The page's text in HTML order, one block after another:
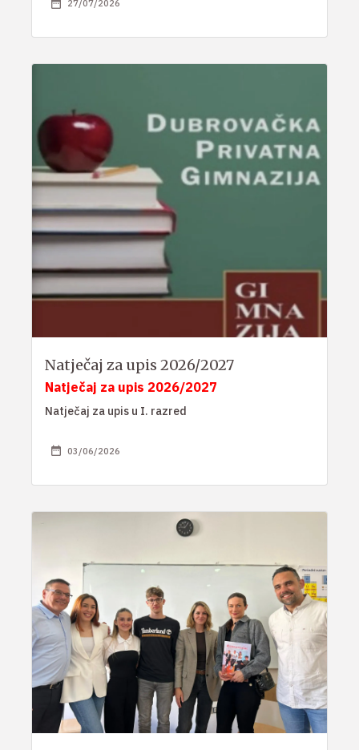
27/07/2026
Natječaj za upis 2026/2027
Natječaj za upis 2026/2027
Natječaj za upis u I. razred
03/06/2026